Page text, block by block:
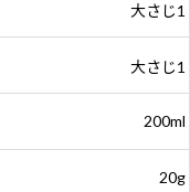
大さじ1
大さじ1
200ml
20g